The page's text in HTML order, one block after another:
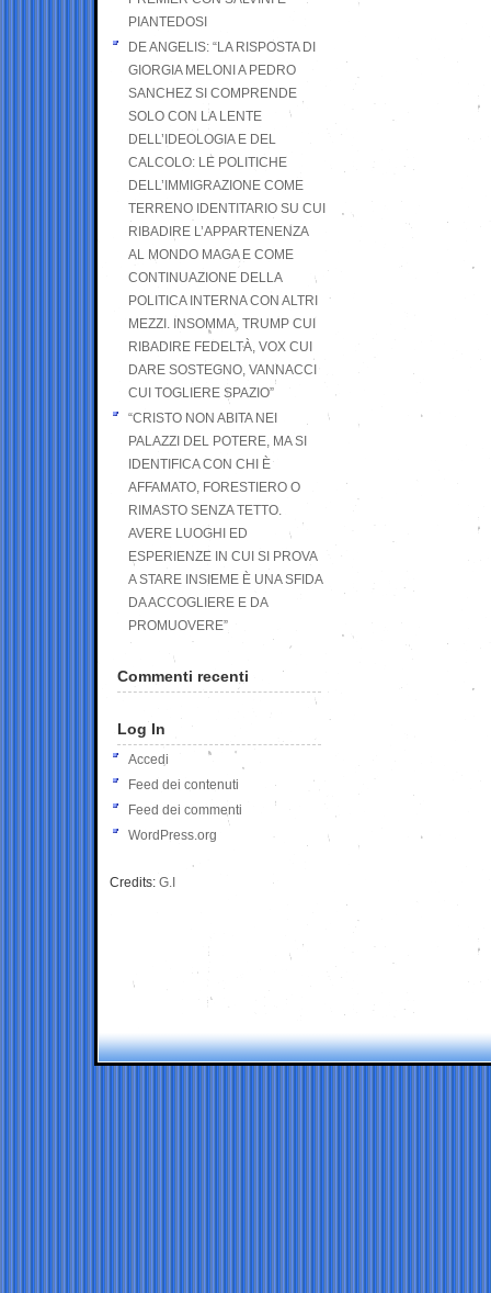
PIANTEDOSI
DE ANGELIS: “LA RISPOSTA DI
GIORGIA MELONI A PEDRO
SANCHEZ SI COMPRENDE
SOLO CON LA LENTE
DELL’IDEOLOGIA E DEL
CALCOLO: LE POLITICHE
DELL’IMMIGRAZIONE COME
TERRENO IDENTITARIO SU CUI
RIBADIRE L’APPARTENENZA
AL MONDO MAGA E COME
CONTINUAZIONE DELLA
POLITICA INTERNA CON ALTRI
MEZZI. INSOMMA, TRUMP CUI
RIBADIRE FEDELTÀ, VOX CUI
DARE SOSTEGNO, VANNACCI
CUI TOGLIERE SPAZIO”
“CRISTO NON ABITA NEI
PALAZZI DEL POTERE, MA SI
IDENTIFICA CON CHI È
AFFAMATO, FORESTIERO O
RIMASTO SENZA TETTO.
AVERE LUOGHI ED
ESPERIENZE IN CUI SI PROVA
A STARE INSIEME È UNA SFIDA
DA ACCOGLIERE E DA
PROMUOVERE”
Commenti recenti
Log In
Accedi
Feed dei contenuti
Feed dei commenti
WordPress.org
Credits: G.I